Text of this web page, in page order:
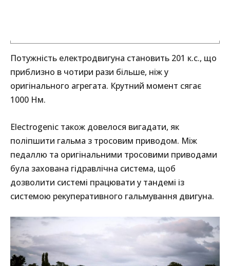
Потужність електродвигуна становить 201 к.с., що
приблизно в чотири рази більше, ніж у
оригінального агрегата. Крутний момент сягає
1000 Нм.
Electrogenic також довелося вигадати, як
поліпшити гальма з тросовим приводом. Між
педаллю та оригінальними тросовими приводами
була захована гідравлічна система, щоб
дозволити системі працювати у тандемі із
системою рекуперативного гальмування двигуна.